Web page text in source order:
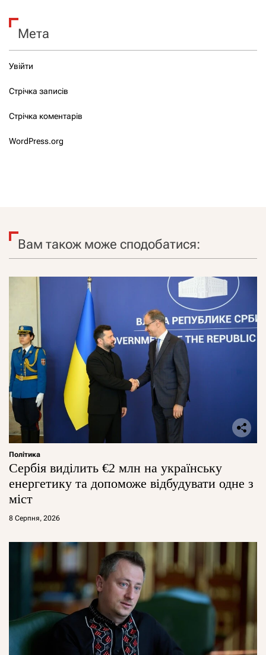
Мета
Увійти
Стрічка записів
Стрічка коментарів
WordPress.org
Вам також може сподобатися:
Політика
Сербія виділить €2 млн на українську
енергетику та допоможе відбудувати одне з
міст
8 Серпня, 2026